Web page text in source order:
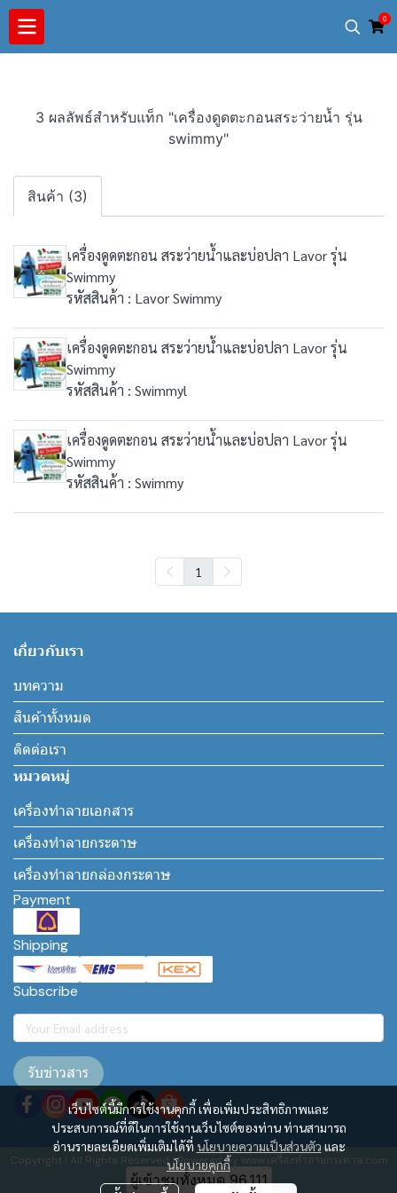
0
3 ผลลัพธ์สำหรับแท็ก "เครื่องดูดตะกอนสระว่ายน้ำ รุ่น
swimmy"
สินค้า (3)
เครื่องดูดตะกอน สระว่ายน้ำและบ่อปลา Lavor รุ่น
Swimmy
รหัสสินค้า : Lavor Swimmy
เครื่องดูดตะกอน สระว่ายน้ำและบ่อปลา Lavor รุ่น
Swimmy
รหัสสินค้า : Swimmyl
เครื่องดูดตะกอน สระว่ายน้ำและบ่อปลา Lavor รุ่น
Swimmy
รหัสสินค้า : Swimmy
1
เว็บไซต์นี้มีการใช้งานคุกกี้ เพื่อเพิ่มประสิทธิภาพและ
ประสบการณ์ที่ดีในการใช้งานเว็บไซต์ของท่าน ท่านสามารถ
อ่านรายละเอียดเพิ่มเติมได้ที่ นโยบายความเป็นส่วนตัว และ
นโยบายคุกกี้
เกี่ยวกับเรา
บทความ
สินค้าทั้งหมด
ติดต่อเรา
หมวดหมู่
เครื่องทำลายเอกสาร
เครื่องทำลายกระดาษ
เครื่องทำลายกล่องกระดาษ
Payment
Shipping
Subscribe
รับข่าวสาร
Copyright | All Rights Reserved | Powered by www.เครื่องทำลายกระดาษ.com
ผู้เข้าชมทั้งหมด96,111